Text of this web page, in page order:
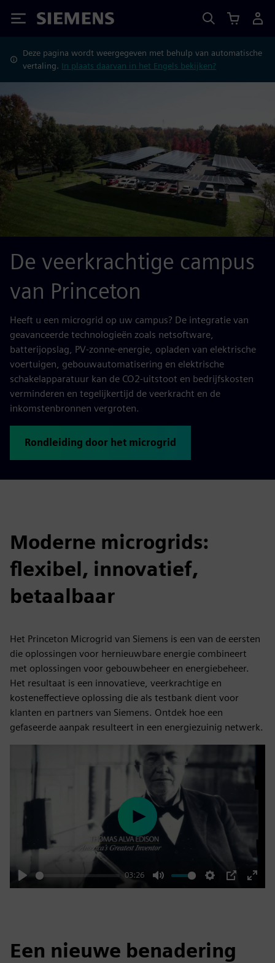
Siemens
Deze pagina wordt weergegeven met behulp van automatische
vertaling. In plaats daarvan in het Engels bekijken?
De veerkrachtige campus
van Princeton
Heeft u een microgrid op uw campus? De integratie van
geavanceerde technologieën zoals netsoftware,
batterijopslag, PV-zonne-energie, opladen van elektrische
voertuigen, gebouwautomatisering en elektrische
schakelapparatuur kan de CO2-uitstoot en bedrijfskosten
verminderen en tegelijkertijd de veerkracht en de
inkomstenbronnen vergroten.
Rondleiding door het microgrid
Moderne microgrids:
flexibel, innovatief,
betaalbaar
Het Princeton Microgrid van Siemens is een van de eersten
die oplossingen voor hernieuwbare energie combineert
met oplossingen voor gebouwbeheer en energiebeheer.
Het resultaat is een innovatieve, veerkrachtige en
kosteneffectieve oplossing die als testbank dient voor
klanten en partners van Siemens. Ontdek hoe een
gefaseerde aanpak resulteert in een energiezuinig netwerk.
Play
03:26
Mute Settings
PIP
Enter
Play
Een nieuwe benadering